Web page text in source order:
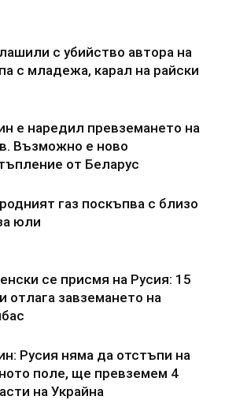
с убийство автора на
с младежа, карал на райски
е наредил превземането на
Възможно е ново
от Беларус
газ поскъпва с близо
юли
се присмя на Русия: 15
отлага завземането на
Русия няма да отстъпи на
поле, ще превземем 4
на Украйна